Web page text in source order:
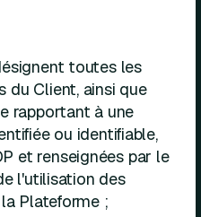
toutes les
du Client, ainsi que
rapportant à une
ou identifiable,
et renseignées par le
l'utilisation des
Plateforme ;